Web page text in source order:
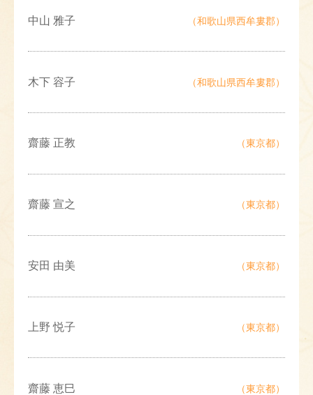
中山 雅子 （和歌山県西牟婁郡）
木下 容子 （和歌山県西牟婁郡）
齋藤 正教 （東京都）
齋藤 宣之 （東京都）
安田 由美 （東京都）
上野 悦子 （東京都）
齋藤 恵巳 （東京都）